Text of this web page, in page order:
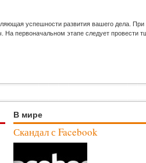
успешности развития вашего дела.
первоначальном этапе следует провести
В мире
Скандал с Facebook